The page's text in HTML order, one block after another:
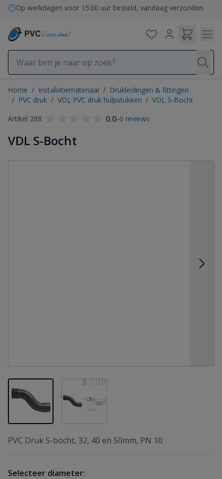
Ga naar de inhoud
Op werkdagen voor 15:00 uur besteld, vandaag verzonden
Home / Installatiemateriaal / Drukleidingen & fittingen
/ PVC druk / VDL PVC druk hulpstukken / VDL S-Bocht
Artikel 288
0.0-0 reviews
VDL S-Bocht
View larger imageView larger image
PVC Druk S-bocht, 32, 40 en 50mm, PN 10
Selecteer diameter: